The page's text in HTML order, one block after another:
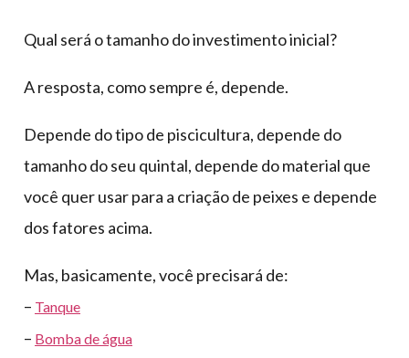
Qual será o tamanho do investimento inicial?
A resposta, como sempre é, depende.
Depende do tipo de piscicultura, depende do
tamanho do seu quintal, depende do material que
você quer usar para a criação de peixes e depende
dos fatores acima.
Mas, basicamente, você precisará de:
– Tanque
– Bomba de água